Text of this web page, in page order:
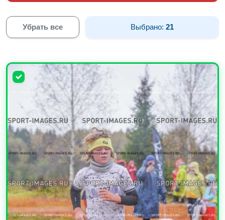
Убрать все Выбрано:21